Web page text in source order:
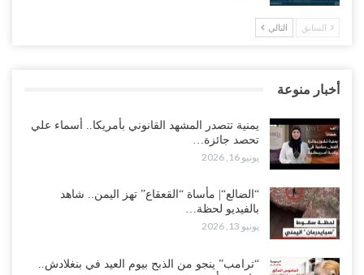
السابق التالي
أخبار منوعة
يمنية تتصدر المشهد القانوني بأمريكا.. أسماء علي
تحصد جائزة…
يونيو 16, 2026
“الضالع“| مأساة “القعقاع” تهز اليمن.. شاهد
بالفيديو لحظة…
يونيو 13, 2026
“ترامب” ينجو من الذبح بيوم العيد في بنغلادش..